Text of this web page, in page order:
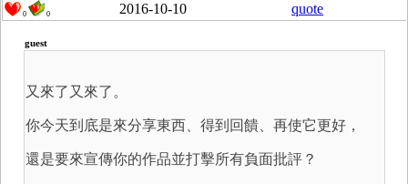
0 0 2016-10-10 quote
guest
又來了又來了。
你今天到底是來分享東西、得到回饋、再使它更好，
還是要來宣傳你的作品並打擊所有負面批評？